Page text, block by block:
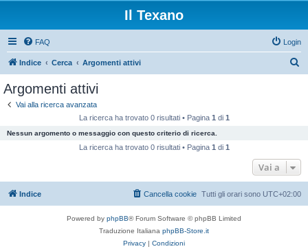
Il Texano
FAQ Login
Indice Cerca Argomenti attivi
Argomenti attivi
Vai alla ricerca avanzata
La ricerca ha trovato 0 risultati • Pagina 1 di 1
Nessun argomento o messaggio con questo criterio di ricerca.
La ricerca ha trovato 0 risultati • Pagina 1 di 1
Vai a
Indice Tutti gli orari sono UTC+02:00
Cancella cookie
Powered by phpBB® Forum Software © phpBB Limited
Traduzione Italiana phpBB-Store.it
Privacy | Condizioni